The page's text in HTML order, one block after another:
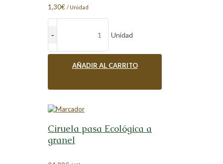
1,30€ / Unidad
Unidad
AÑADIR AL CARRITO
Ciruela pasa Ecológica a
granel